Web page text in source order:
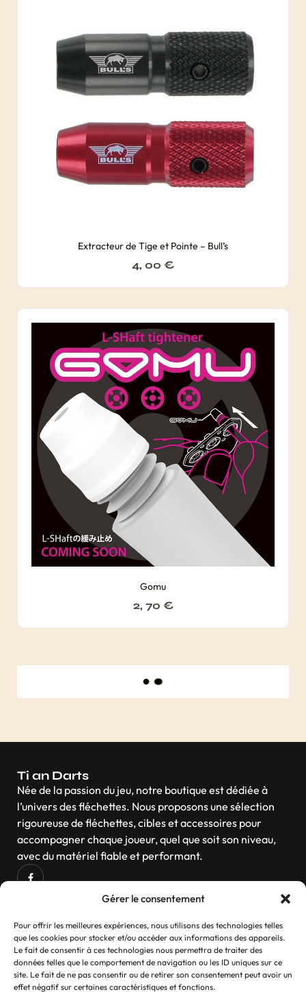
Gérer le consentement
Pour offrir les meilleures expériences, nous utilisons des technologies telles
que les cookies pour stocker et/ou accéder aux informations des appareils.
Le fait de consentir à ces technologies nous permettra de traiter des
données telles que le comportement de navigation ou les ID uniques sur ce
site. Le fait de ne pas consentir ou de retirer son consentement peut avoir un
effet négatif sur certaines caractéristiques et fonctions.
Extracteur de Tige et Pointe – Bull’s
4, 00 €
Gomu
2, 70 €
C
H
Lu
Ti an Darts
Née de la passion du jeu, notre boutique est dédiée à
l’univers des fléchettes. Nous proposons une sélection
rigoureuse de fléchettes, cibles et accessoires pour
accompagner chaque joueur, quel que soit son niveau,
avec du matériel fiable et performant.
Contactez-nous